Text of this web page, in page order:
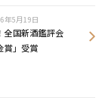
年5月19日
全国新酒鑑評会
賞」受賞